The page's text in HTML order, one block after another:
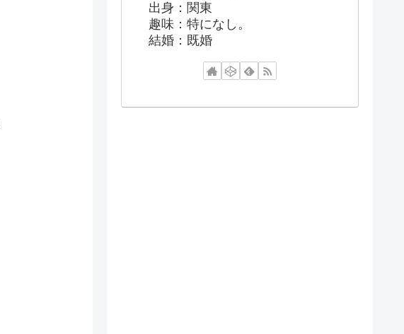
出身：関東
趣味：特になし。
結婚：既婚